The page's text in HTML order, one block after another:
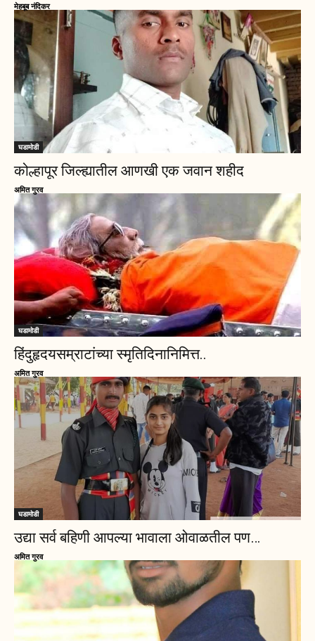
मेहबूब नंदिकर
घडामोडी
कोल्हापूर जिल्ह्यातील आणखी एक जवान शहीद
अमित गुरव
घडामोडी
हिंदुहृदयसम्राटांच्या स्मृतिदिनानिमित्त..
अमित गुरव
घडामोडी
उद्या सर्व बहिणी आपल्या भावाला ओवाळतील पण…
अमित गुरव